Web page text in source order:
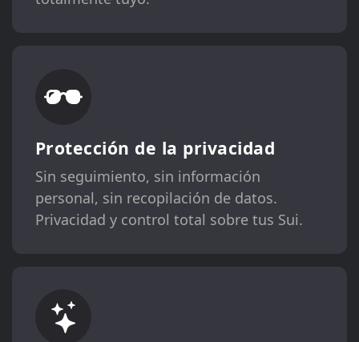
Protección de la privacidad
Sin seguimiento, sin información
personal, sin recopilación de datos.
Privacidad y control total sobre tus Sui.